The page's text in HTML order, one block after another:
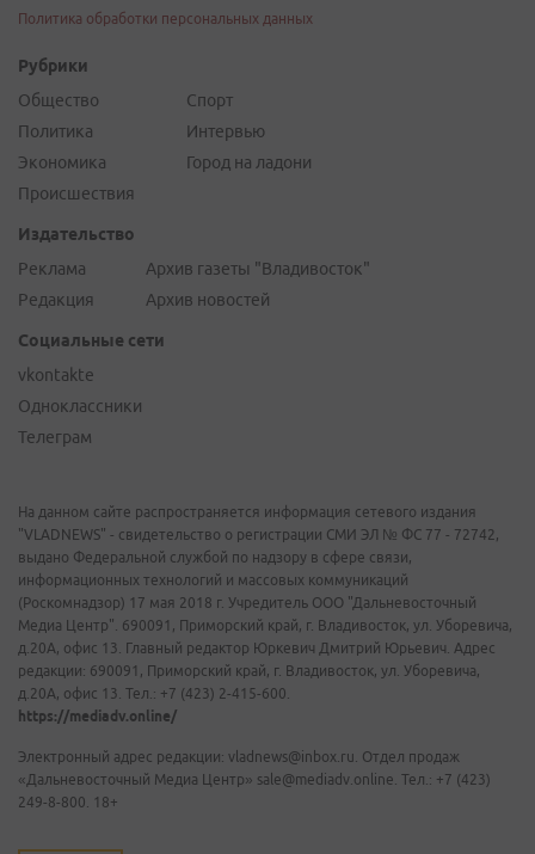
Политика обработки персональных данных
Рубрики
Общество
Политика
Экономика
Происшествия
Спорт
Интервью
Город на ладони
Издательство
Реклама
Редакция
Архив газеты "Владивосток"
Архив новостей
Социальные сети
vkontakte
Одноклассники
Телеграм
На данном сайте распространяется информация сетевого издания
"VLADNEWS" - свидетельство о регистрации СМИ ЭЛ № ФС 77 - 72742,
выдано Федеральной службой по надзору в сфере связи,
информационных технологий и массовых коммуникаций
(Роскомнадзор) 17 мая 2018 г. Учредитель ООО "Дальневосточный
Медиа Центр". 690091, Приморский край, г. Владивосток, ул. Уборевича,
д.20А, офис 13. Главный редактор Юркевич Дмитрий Юрьевич. Адрес
редакции: 690091, Приморский край, г. Владивосток, ул. Уборевича,
д.20А, офис 13. Тел.: +7 (423) 2-415-600.
https://mediadv.online/
Электронный адрес редакции: vladnews@inbox.ru. Отдел продаж
«Дальневосточный Медиа Центр» sale@mediadv.online. Тел.: +7 (423)
249-8-800. 18+